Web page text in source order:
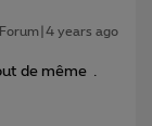
years ago
de même .